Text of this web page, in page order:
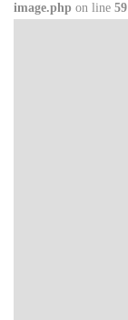
image.php on line 59